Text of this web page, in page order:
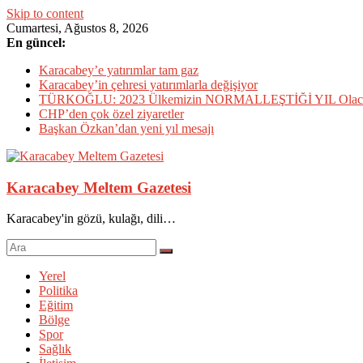
Skip to content
Cumartesi, Ağustos 8, 2026
En güncel:
Karacabey’e yatırımlar tam gaz
Karacabey’in çehresi yatırımlarla değişiyor
TÜRKOĞLU: 2023 Ülkemizin NORMALLEŞTİĞİ YIL
CHP’den çok özel ziyaretler
Başkan Özkan’dan yeni yıl mesajı
Karacabey Meltem Gazetesi
Karacabey'in gözü, kulağı, dili…
Yerel
Politika
Eğitim
Bölge
Spor
Sağlık